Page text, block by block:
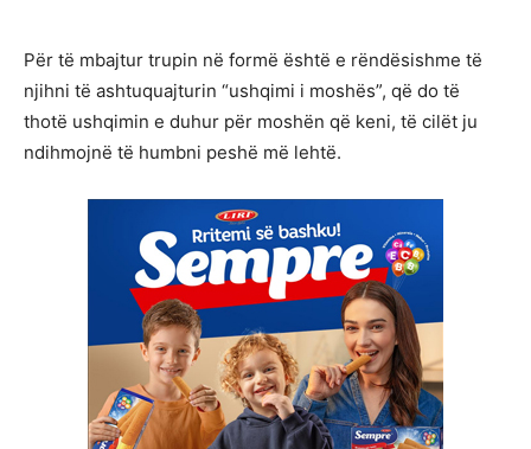
Për të mbajtur trupin në formë është e rëndësishme të
njihni të ashtuquajturin “ushqimi i moshës”, që do të
thotë ushqimin e duhur për moshën që keni, të cilët ju
ndihmojnë të humbni peshë më lehtë.